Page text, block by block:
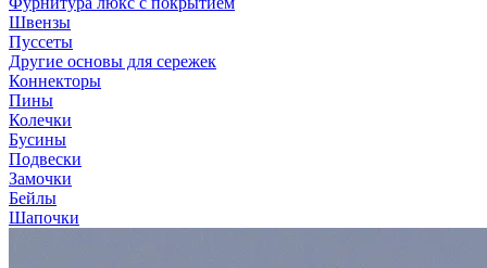
Швензы
Пуссеты
Другие основы для сережек
Коннекторы
Пины
Колечки
Бусины
Подвески
Замочки
Бейлы
Шапочки